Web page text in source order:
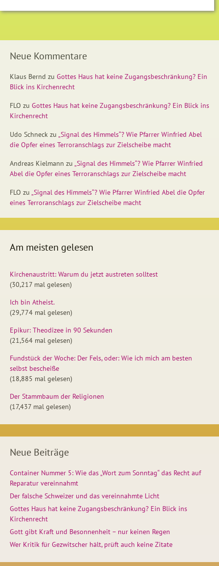
Neue Kommentare
Klaus Bernd zu Gottes Haus hat keine Zugangsbeschränkung? Ein
Blick ins Kirchenrecht
FLO zu Gottes Haus hat keine Zugangsbeschränkung? Ein Blick ins
Kirchenrecht
Udo Schneck zu „Signal des Himmels“? Wie Pfarrer Winfried Abel
die Opfer eines Terroranschlags zur Zielscheibe macht
Andreas Kielmann zu „Signal des Himmels“? Wie Pfarrer Winfried
Abel die Opfer eines Terroranschlags zur Zielscheibe macht
FLO zu „Signal des Himmels“? Wie Pfarrer Winfried Abel die Opfer
eines Terroranschlags zur Zielscheibe macht
Am meisten gelesen
Kirchenaustritt: Warum du jetzt austreten solltest
(30,217 mal gelesen)
Ich bin Atheist.
(29,774 mal gelesen)
Epikur: Theodizee in 90 Sekunden
(21,564 mal gelesen)
Fundstück der Woche: Der Fels, oder: Wie ich mich am besten
selbst bescheiße
(18,885 mal gelesen)
Der Stammbaum der Religionen
(17,437 mal gelesen)
Neue Beiträge
Container Nummer 5: Wie das „Wort zum Sonntag“ das Recht auf
Reparatur vereinnahmt
Der falsche Schweizer und das vereinnahmte Licht
Gottes Haus hat keine Zugangsbeschränkung? Ein Blick ins
Kirchenrecht
Gott gibt Kraft und Besonnenheit – nur keinen Regen
Wer Kritik für Gezwitscher hält, prüft auch keine Zitate